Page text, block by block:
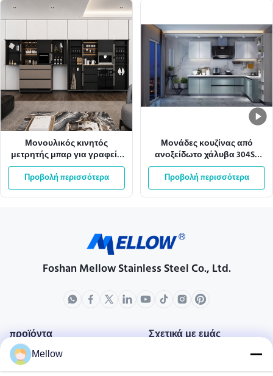
Μονουλικός κινητός
μετρητής μπαρ για γραφεία
εκτελεστικών υπηρεσιών
Προβολή περισσότερα
Μονάδες κουζίνας από
ανοξείδωτο χάλυβα 304SS
316SS, σε σχήμα L
Προβολή περισσότερα
Foshan Mellow Stainless Steel Co., Ltd.
προϊόντα Σχετικά με εμάς
Mellow